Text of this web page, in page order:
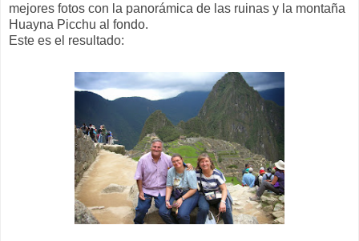
mejores fotos con la panorámica de las ruinas y la montaña
Huayna Picchu al fondo.
Este es el resultado: